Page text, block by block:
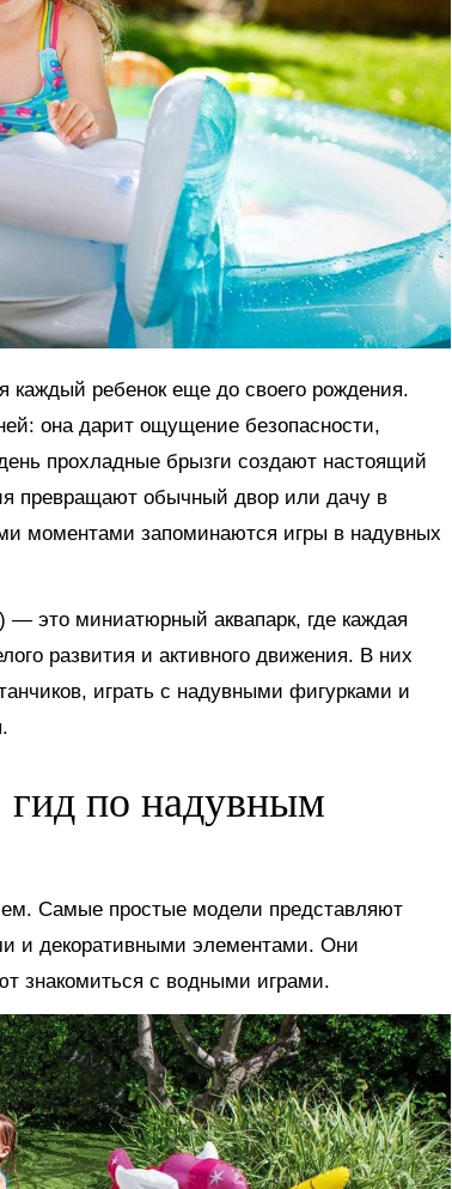
каждый ребенок еще до своего рождения.
она дарит ощущение безопасности,
прохладные брызги создают настоящий
превращают обычный двор или дачу в
моментами запоминаются игры в надувных
) — это миниатюрный аквапарк, где каждая
развития и активного движения. В них
играть с надувными фигурками и
гид по надувным
Самые простые модели представляют
и декоративными элементами. Они
знакомиться с водными играми.